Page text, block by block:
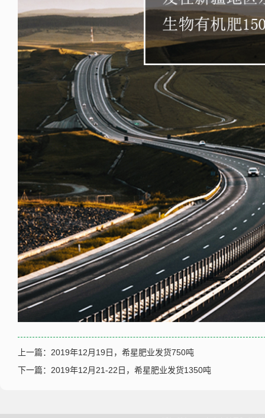
上一篇： 2019年12月19日，希星肥业发货750吨
下一篇： 2019年12月21-22日，希星肥业发货1350吨